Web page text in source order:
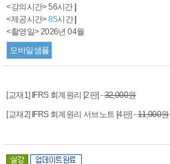
<강의시간> 56시간
<제공시간>85시간
<촬영일> 2026년 04월
모바일샘플
[교재1] IFRS 회계원리 [2판] -32,000원
[교재2] IFRS 회계원리 서브노트 [4판] -11,000원